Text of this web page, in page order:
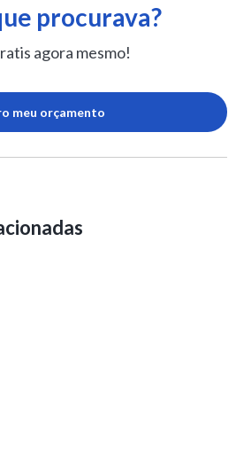
procurava?
agora mesmo!
meu orçamento